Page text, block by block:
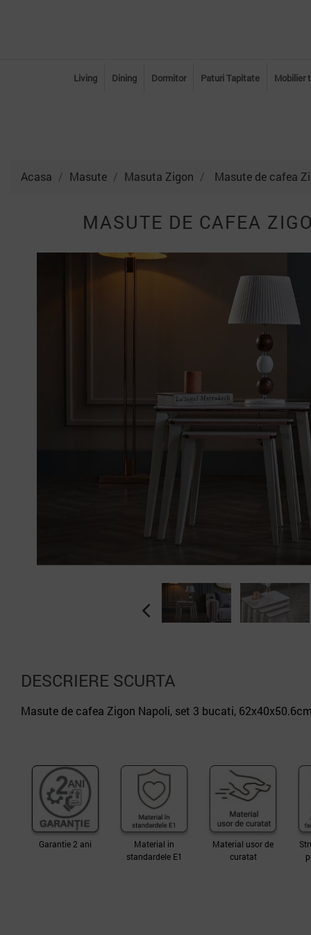
Living Dining Dormitor Paturi Tapitate Mobilier
Acasa Masute Masuta Zigon Masute de cafea
MASUTE DE CAFEA
DESCRIERE SCURTA
Masute de cafea Zigon Napoli, set 3 bucati,
Garantie 2 ani
Material in
standardele E1
Material usor de
curatat